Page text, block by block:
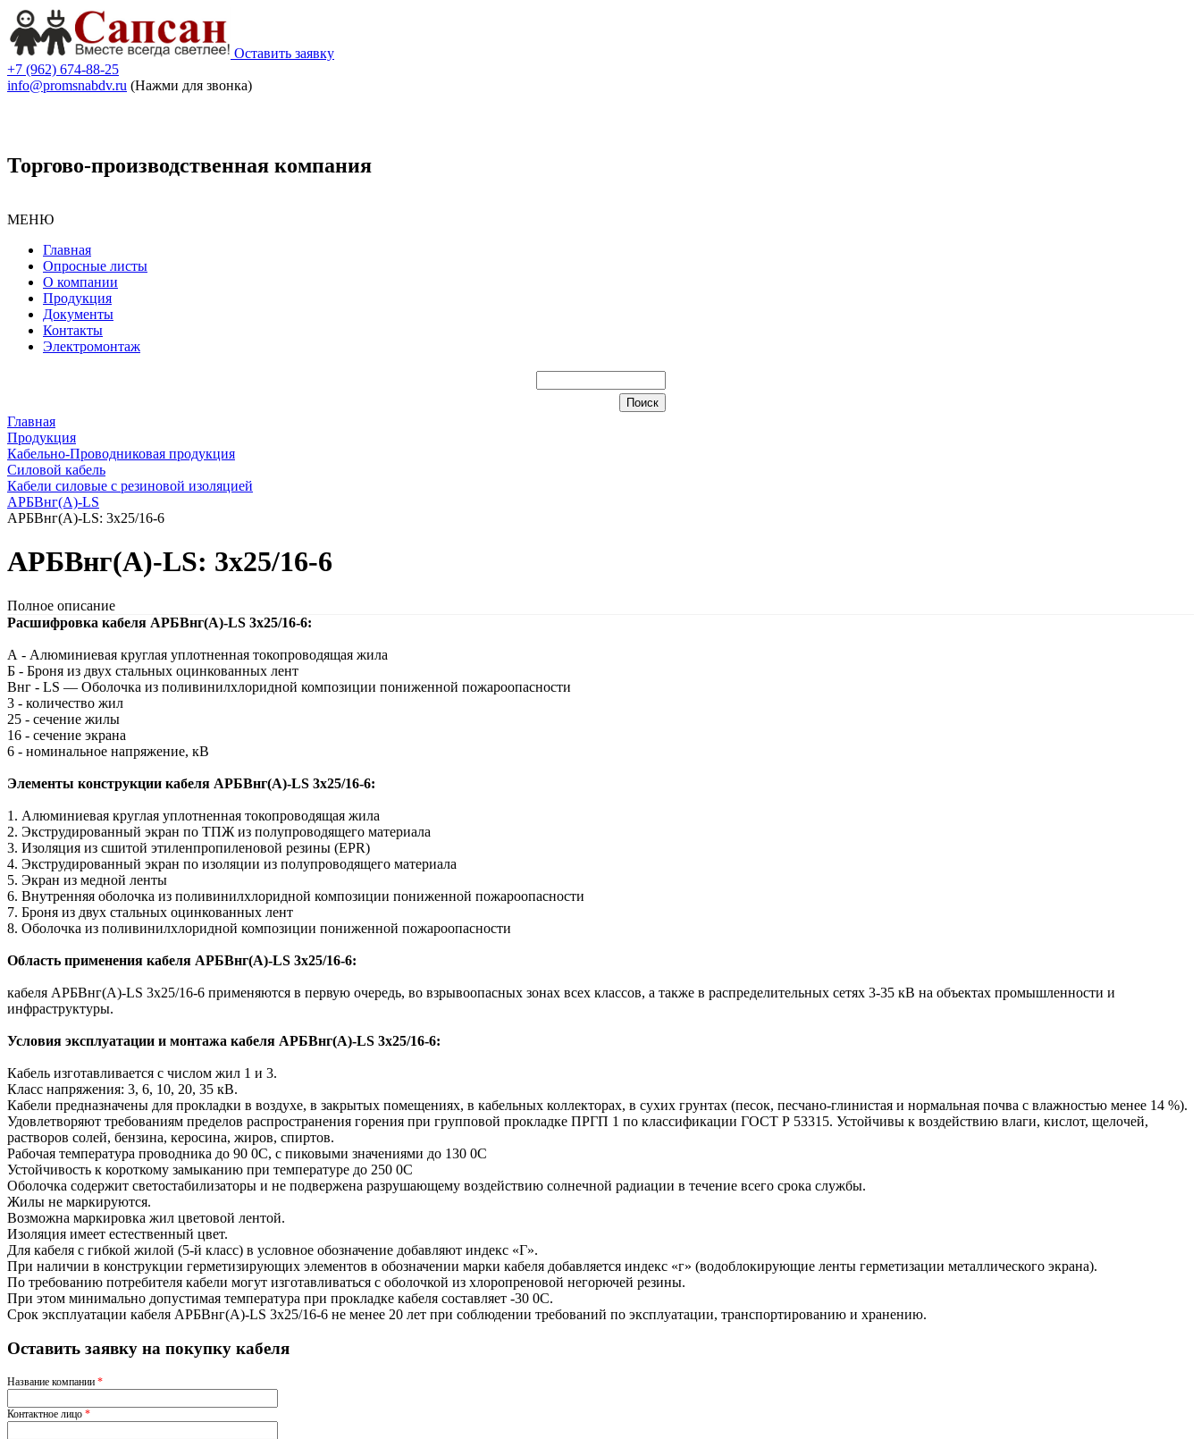
Оставить заявку
+7 (962) 674-88-25
info@promsnabdv.ru (Нажми для звонка)
Торгово-производственная компания
МЕНЮ
Главная
Опросные листы
О компании
Продукция
Документы
Контакты
Электромонтаж
Главная
Продукция
Кабельно-Проводниковая продукция
Силовой кабель
Кабели силовые с резиновой изоляцией
АРБВнг(A)-LS
АРБВнг(A)-LS: 3х25/16-6
АРБВнг(A)-LS: 3х25/16-6
Полное описание
Расшифровка кабеля АРБВнг(A)-LS 3х25/16-6:
А - Алюминиевая круглая уплотненная токопроводящая жила
Б - Броня из двух стальных оцинкованных лент
Внг - LS — Оболочка из поливинилхлоридной композиции пониженной пожароопасности
3 - количество жил
25 - сечение жилы
16 - сечение экрана
6 - номинальное напряжение, кВ
Элементы конструкции кабеля АРБВнг(A)-LS 3х25/16-6:
1. Алюминиевая круглая уплотненная токопроводящая жила
2. Экструдированный экран по ТПЖ из полупроводящего материала
3. Изоляция из сшитой этиленпропиленовой резины (EPR)
4. Экструдированный экран по изоляции из полупроводящего материала
5. Экран из медной ленты
6. Внутренняя оболочка из поливинилхлоридной композиции пониженной пожароопасности
7. Броня из двух стальных оцинкованных лент
8. Оболочка из поливинилхлоридной композиции пониженной пожароопасности
Область применения кабеля АРБВнг(A)-LS 3х25/16-6:
кабеля АРБВнг(A)-LS 3х25/16-6 применяются в первую очередь, во взрывоопасных зонах всех классов, а также в распределительных сетях 3-35 кВ на объектах промышленности и
инфраструктуры.
Условия эксплуатации и монтажа кабеля АРБВнг(A)-LS 3х25/16-6:
Кабель изготавливается с числом жил 1 и 3.
Класс напряжения: 3, 6, 10, 20, 35 кВ.
Кабели предназначены для прокладки в воздухе, в закрытых помещениях, в кабельных коллекторах, в сухих грунтах (песок, песчано-глинистая и нормальная почва с влажностью менее 14 %).
Удовлетворяют требованиям пределов распространения горения при групповой прокладке ПРГП 1 по классификации ГОСТ Р 53315. Устойчивы к воздействию влаги, кислот, щелочей,
растворов солей, бензина, керосина, жиров, спиртов.
Рабочая температура проводника до 90 0С, с пиковыми значениями до 130 0С
Устойчивость к короткому замыканию при температуре до 250 0С
Оболочка содержит светостабилизаторы и не подвержена разрушающему воздействию солнечной радиации в течение всего срока службы.
Жилы не маркируются.
Возможна маркировка жил цветовой лентой.
Изоляция имеет естественный цвет.
Для кабеля с гибкой жилой (5-й класс) в условное обозначение добавляют индекс «Г».
При наличии в конструкции герметизирующих элементов в обозначении марки кабеля добавляется индекс «г» (водоблокирующие ленты герметизации металлического экрана).
По требованию потребителя кабели могут изготавливаться с оболочкой из хлоропреновой негорючей резины.
При этом минимально допустимая температура при прокладке кабеля составляет -30 0С.
Срок эксплуатации кабеля АРБВнг(A)-LS 3х25/16-6 не менее 20 лет при соблюдении требований по эксплуатации, транспортированию и хранению.
Оставить заявку на покупку кабеля
Название компании *
Контактное лицо *